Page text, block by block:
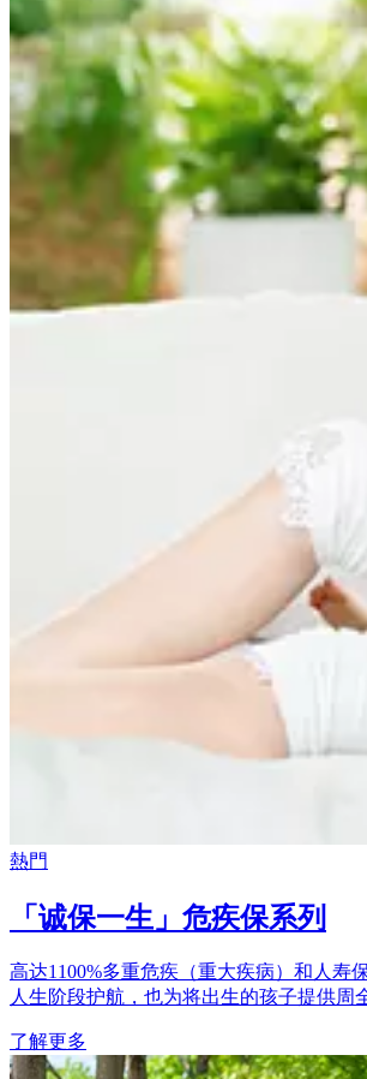
熱門
「诚保一生」危疾保系列
高达1100%多重危疾（重大疾病）和人寿
人生阶段护航，也为将出生的孩子提供周
了解更多